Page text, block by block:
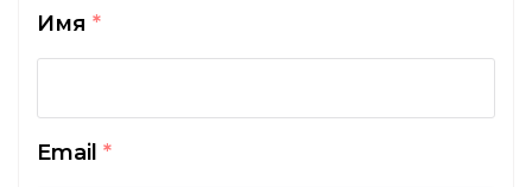
Имя *
Email *